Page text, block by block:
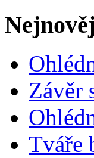
Závěr
Tváře